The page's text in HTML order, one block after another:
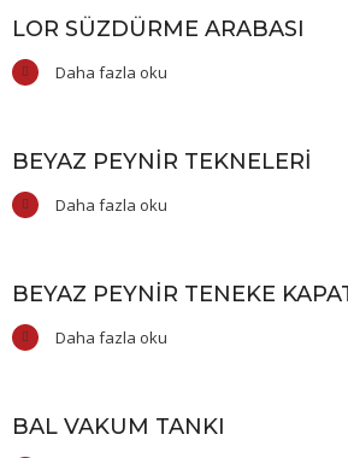
LOR SÜZDÜRME ARABASI
Daha fazla oku
BEYAZ PEYNIR TEKNELERI
Daha fazla oku
BEYAZ PEYNIR TENEKE
Daha fazla oku
BAL VAKUM TANKI